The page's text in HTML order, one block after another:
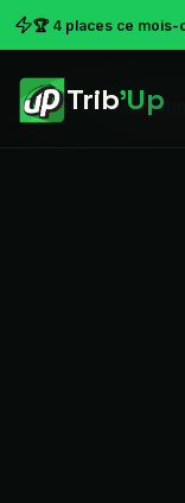
🏆 4 places ce mois-
Trib'Up
Accueil